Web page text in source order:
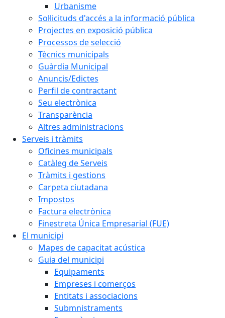
Urbanisme
Sol·licituds d'accés a la informació pública
Projectes en exposició pública
Processos de selecció
Tècnics municipals
Guàrdia Municipal
Anuncis/Edictes
Perfil de contractant
Seu electrònica
Transparència
Altres administracions
Serveis i tràmits
Oficines municipals
Catàleg de Serveis
Tràmits i gestions
Carpeta ciutadana
Impostos
Factura electrònica
Finestreta Única Empresarial (FUE)
El municipi
Mapes de capacitat acústica
Guia del municipi
Equipaments
Empreses i comerços
Entitats i associacions
Submnistraments